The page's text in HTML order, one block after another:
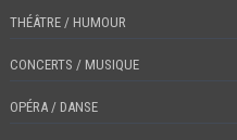
THÉÂTRE / HUMOUR
CONCERTS / MUSIQUE
OPÉRA / DANSE